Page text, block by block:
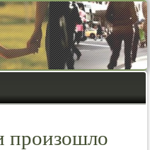
произошло